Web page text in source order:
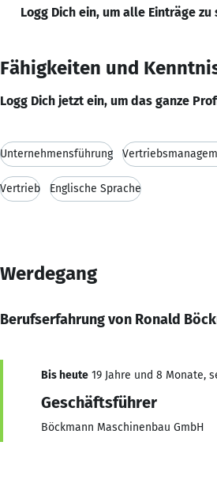
Logg Dich ein, um alle Einträge zu
Fähigkeiten und
Logg Dich jetzt ein, um das ganze
Unternehmensführung
Vertrieb Englische Sprache
Werdegang
Berufserfahrung von Ronald
Bis heute 19 Jahre und 8 Monate,
Geschäftsführer
Böckmann Maschinenbau GmbH